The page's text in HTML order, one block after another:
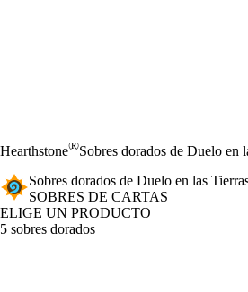
Hearthstone®Sobres dorados de Duelo en
Sobres dorados de Duelo en las
SOBRES DE CARTAS
ELIGE UN PRODUCTO
5 sobres dorados